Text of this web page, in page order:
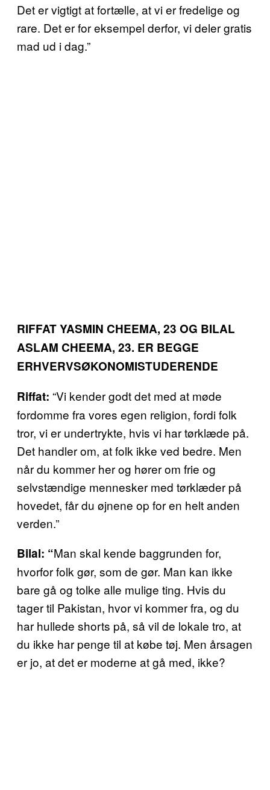
Det er vigtigt at fortælle, at vi er fredelige og
rare. Det er for eksempel derfor, vi deler gratis
mad ud i dag.”
RIFFAT YASMIN CHEEMA, 23 OG BILAL
ASLAM CHEEMA, 23. ER BEGGE
ERHVERVSØKONOMISTUDERENDE
Riffat: “Vi kender godt det med at møde
fordomme fra vores egen religion, fordi folk
tror, vi er undertrykte, hvis vi har tørklæde på.
Det handler om, at folk ikke ved bedre. Men
når du kommer her og hører om frie og
selvstændige mennesker med tørklæder på
hovedet, får du øjnene op for en helt anden
verden.”
Bilal: “Man skal kende baggrunden for,
hvorfor folk gør, som de gør. Man kan ikke
bare gå og tolke alle mulige ting. Hvis du
tager til Pakistan, hvor vi kommer fra, og du
har hullede shorts på, så vil de lokale tro, at
du ikke har penge til at købe tøj. Men årsagen
er jo, at det er moderne at gå med, ikke?